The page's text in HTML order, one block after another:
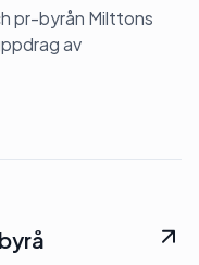
pr-byrån Milttons
av